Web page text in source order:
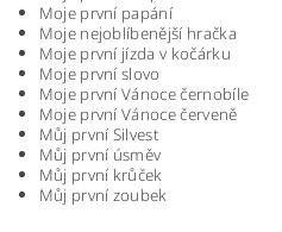
Moje první papání
Moje nejoblíbenější hračka
Moje první jízda v kočárku
Moje první slovo
Moje první Vánoce černobíle
Moje první Vánoce červeně
Můj první Silvest
Můj první úsměv
Můj první krůček
Můj první zoubek